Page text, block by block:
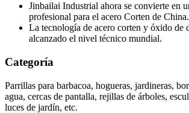
Jinbailai Industrial ahora se convierte en
profesional para el acero Corten de China.
La tecnología de acero corten y óxido de
alcanzado el nivel técnico mundial.
Categoría
Parrillas para barbacoa, hogueras, jardineras,
agua, cercas de pantalla, rejillas de árboles,
luces de jardín, etc.